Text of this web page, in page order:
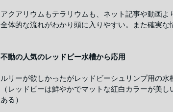
アクアリウムもテラリウムも、ネット記事や動画
全体的な流れがわかり頭に入りやすい。また確実な
不動の人気のレッドビー水槽から応用
ルリーが欲しかったがレッドビーシュリンプ用の水
（レッドビーは鮮やかでマットな紅白カラーが美
ある）